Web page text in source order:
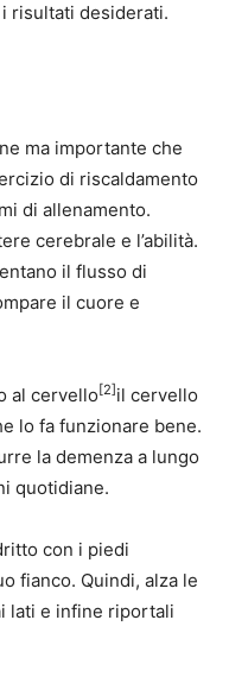
risultati desiderati.
ma importante che
di riscaldamento
di allenamento.
cerebrale e l’abilità.
il flusso di
il cuore e
al cervello [2] il cervello
lo fa funzionare bene.
la demenza a lungo
quotidiane.
con i piedi
fianco. Quindi, alza le
lati e infine riportali